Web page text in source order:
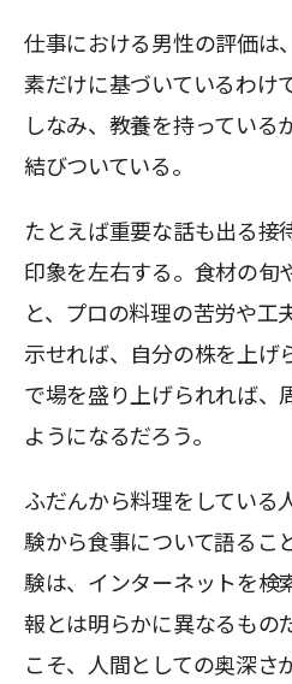
仕事における男性の評価は
素だけに基づいているわけ
しなみ、教養を持っている
結びついている。
たとえば重要な話も出る接
印象を左右する。食材の旬
と、プロの料理の苦労や工
示せれば、自分の株を上げ
で場を盛り上げられれば、
ようになるだろう。
ふだんから料理をしている
験から食事について語るこ
験は、インターネットを検
報とは明らかに異なるもの
こそ、人間としての奥深さ